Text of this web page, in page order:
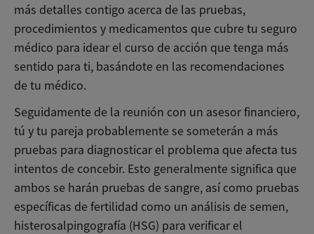
más detalles contigo acerca de las pruebas,
procedimientos y medicamentos que cubre tu seguro
médico para idear el curso de acción que tenga más
sentido para ti, basándote en las recomendaciones
de tu médico.
Seguidamente de la reunión con un asesor financiero,
tú y tu pareja probablemente se someterán a más
pruebas para diagnosticar el problema que afecta tus
intentos de concebir. Esto generalmente significa que
ambos se harán pruebas de sangre, así como pruebas
específicas de fertilidad como un análisis de semen,
histerosalpingografía (HSG) para verificar el